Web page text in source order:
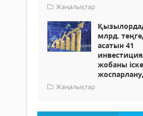
Жаңалықтар
млрд.
асатын 41
жобаны
Жаңалықтар